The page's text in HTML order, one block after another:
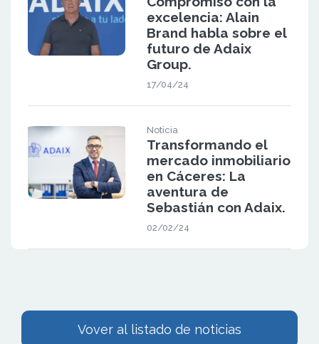
excelencia: Alain
Brand habla sobre el
futuro de Adaix
Group.
17/04/24
Noticia
Transformando el
mercado inmobiliario
en Cáceres: La
aventura de
Sebastián con Adaix.
02/02/24
Vover al listado de noticias